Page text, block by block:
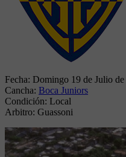
Fecha: Domingo 19 de Julio
Cancha: Boca Juniors
Condición: Local
Arbitro: Guassoni